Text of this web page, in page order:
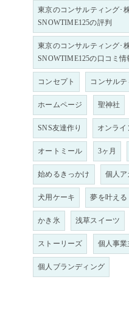
東京のコンサルティング･
SNOWTIME125の評判
東京のコンサルティング･
SNOWTIME125の口コミ情
コンセプト コンサル
ホームページ 聖神社
SNS友達作り オンライ
オートミール 3ヶ月
始めるきっかけ 個人ア
犬用ケーキ 夢を叶える
かき氷 浅草スイーツ
ストーリーズ 個人事業
個人ブランディング